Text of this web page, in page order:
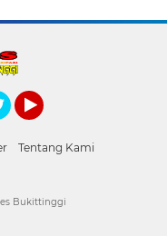
Tentang Kami
Bukittinggi